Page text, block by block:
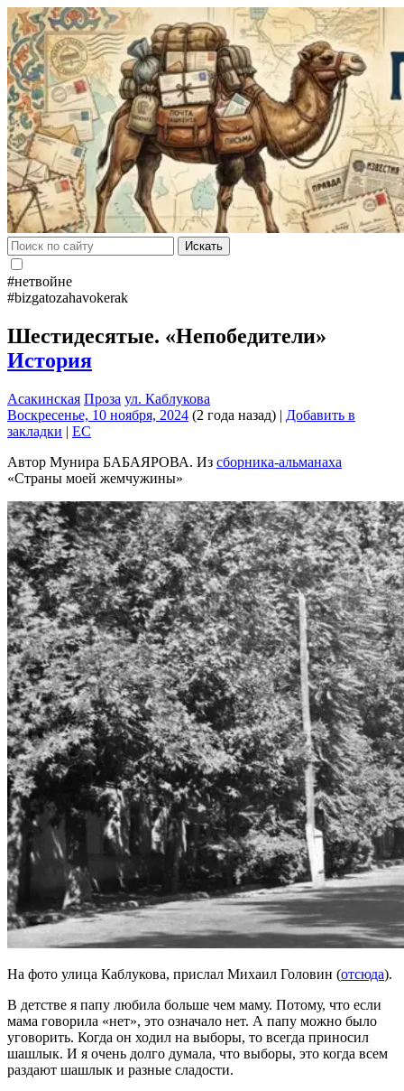
Искать
#нетвойне
#bizgatozahavokerak
Шестидесятые. «Непобедители»
История
Асакинская Проза ул. Каблукова
Воскресенье, 10 ноября, 2024 (2 года назад) | Добавить в
закладки | EC
Автор Мунира БАБАЯРОВА. Из сборника-альманаха
«Страны моей жемчужины»
На фото улица Каблукова, прислал Михаил Головин (отсюда).
В детстве я папу любила больше чем маму. Потому, что если
мама говорила «нет», это означало нет. А папу можно было
уговорить. Когда он ходил на выборы, то всегда приносил
шашлык. И я очень долго думала, что выборы, это когда всем
раздают шашлык и разные сладости.